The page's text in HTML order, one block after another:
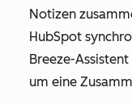
Notizen
HubSpot
Breeze-
um eine